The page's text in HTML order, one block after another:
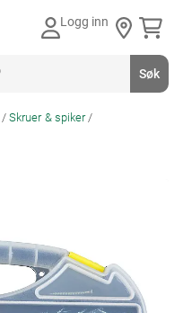
Logg inn
Søk
Skruer & spiker